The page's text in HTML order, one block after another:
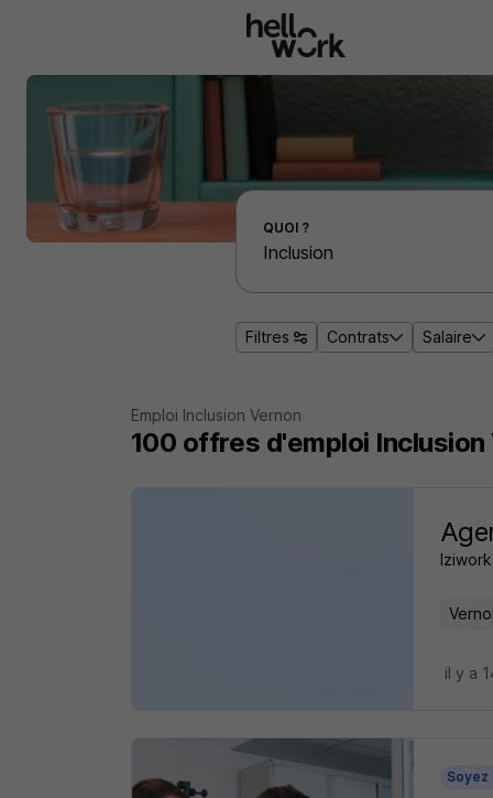
Effectuer une recherche d'emploi par localité
QUOI ?
Filtres Contrats Salaire
Emploi Inclusion Vernon
100 offres d'emploi Inclusion
Iziwork
il y a
Soyez